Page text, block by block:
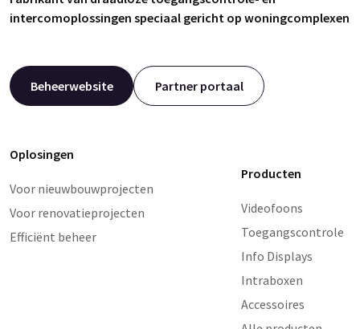
intercomoplossingen speciaal gericht op woningcomplexen
Beheerwebsite Partner portaal
Oplosingen
Voor nieuwbouwprojecten
Voor renovatieprojecten
Efficiënt beheer
Producten
Videofoons
Toegangscontrole
Info Displays
Intraboxen
Accessoires